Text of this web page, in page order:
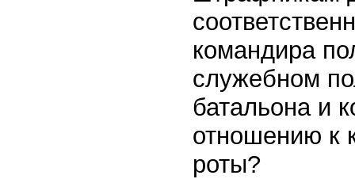
командира
служебном
батальона и
отношению к
роты?